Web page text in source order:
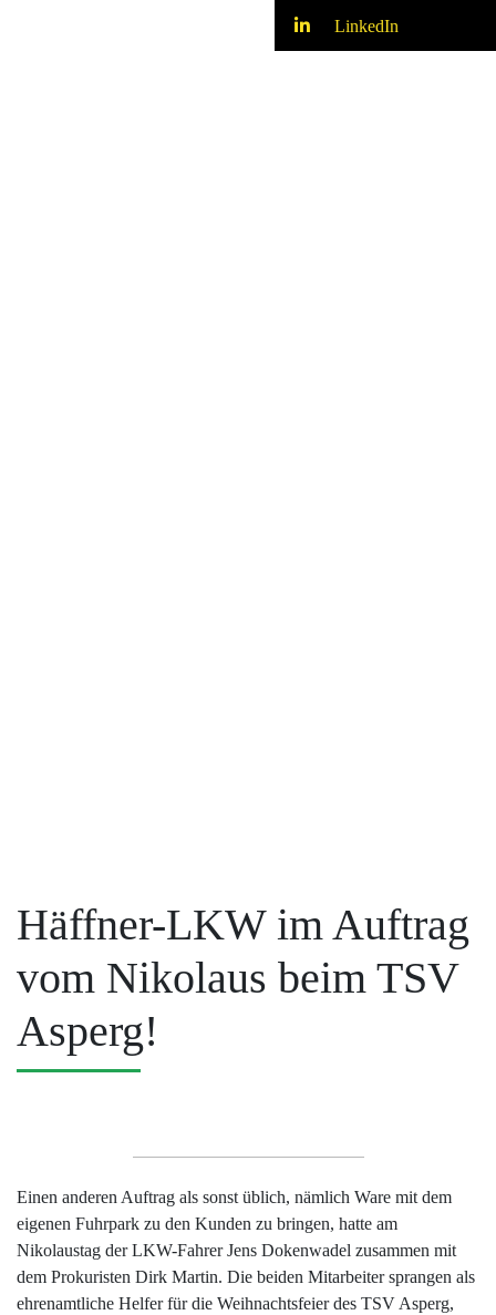
Häffner-LKW im Auftrag
vom Nikolaus beim TSV
Asperg!
Einen anderen Auftrag als sonst üblich, nämlich Ware mit dem
eigenen Fuhrpark zu den Kunden zu bringen, hatte am
Nikolaustag der LKW-Fahrer Jens Dokenwadel zusammen mit
dem Prokuristen Dirk Martin. Die beiden Mitarbeiter sprangen als
ehrenamtliche Helfer für die Weihnachtsfeier des TSV Asperg,
LinkedIn